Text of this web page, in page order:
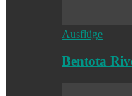
Ausflüge
Bentota